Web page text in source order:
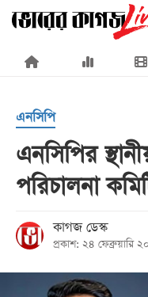
×
প্রচ্ছদ
জাতীয়
রাজনীতি
অর্থনীতি
এনসিপি
এনসিপির
পরিচালনা
কাগজ ডেস্ক
প্রকাশ: ২৪ ফেব্রুয়ারি